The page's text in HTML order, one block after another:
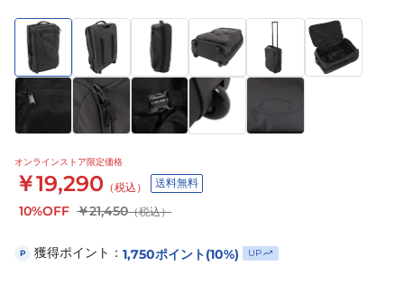
オンラインストア限定価格
￥19,290 （税込） 送料無料
10%OFF ￥21,450（税込）
P 獲得ポイント： 1,750ポイント(10%) UP